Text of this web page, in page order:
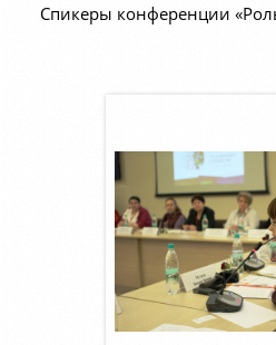
Спикеры конференции